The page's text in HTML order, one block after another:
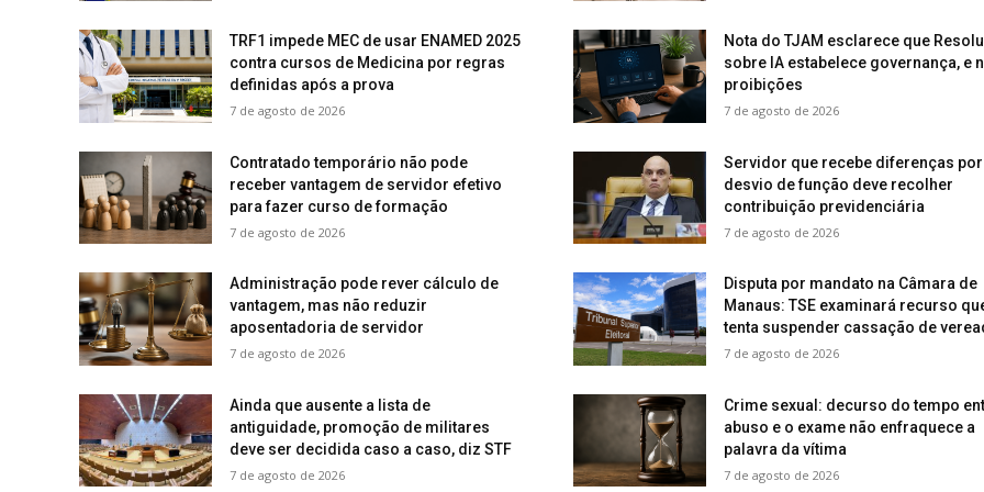
TRF1 impede MEC de usar ENAMED 2025
contra cursos de Medicina por regras
definidas após a prova
7 de agosto de 2026
Nota do TJAM esclarece que
sobre IA estabelece governança, e
proibições
7 de agosto de 2026
Contratado temporário não pode
receber vantagem de servidor efetivo
para fazer curso de formação
7 de agosto de 2026
Servidor que recebe diferenças por
desvio de função deve recolher
contribuição previdenciária
7 de agosto de 2026
Administração pode rever cálculo de
vantagem, mas não reduzir
aposentadoria de servidor
7 de agosto de 2026
Disputa por mandato na Câmara de
Manaus: TSE examinará recurso
tenta suspender cassação de
7 de agosto de 2026
Ainda que ausente a lista de
antiguidade, promoção de militares
deve ser decidida caso a caso, diz STF
7 de agosto de 2026
Crime sexual: decurso do tempo
abuso e o exame não enfraquece a
palavra da vítima
7 de agosto de 2026